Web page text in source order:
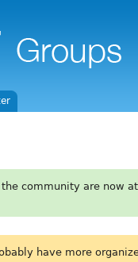
community are now at
have more